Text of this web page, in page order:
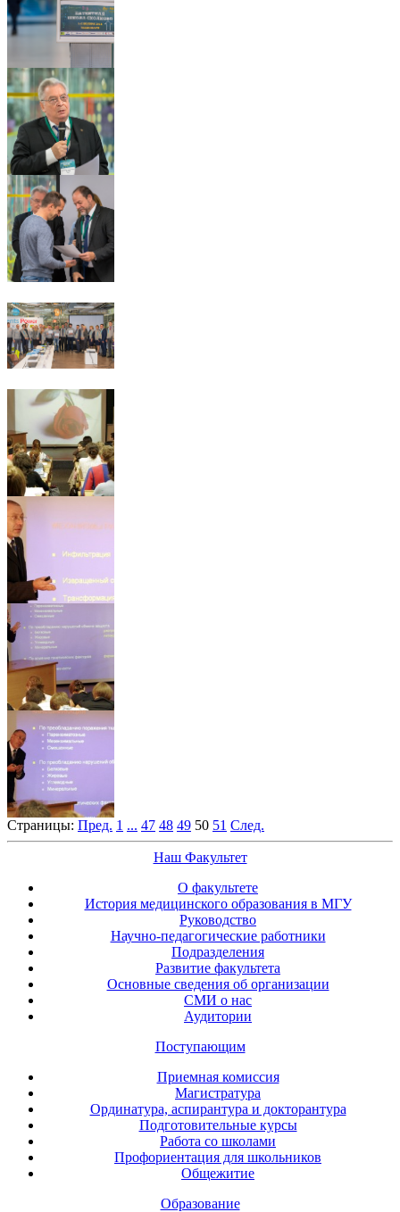
Страницы: Пред. 1 ... 47 48 49 50 51 След.
Наш Факультет
О факультете
История медицинского образования в МГУ
Руководство
Научно-педагогические работники
Подразделения
Развитие факультета
Основные сведения об организации
СМИ о нас
Аудитории
Поступающим
Приемная комиссия
Магистратура
Ординатура, аспирантура и докторантура
Подготовительные курсы
Работа со школами
Профориентация для школьников
Общежитие
Образование